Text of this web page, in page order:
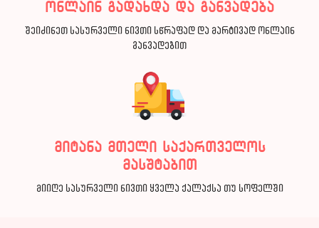
ონლაინ გადახდა და განვადება
შეიძინეთ სასურველი ნივთი სწრაფად და მარტივად ონლაინ
განვადებით
მიტანა მთელი საქართველოს
მასშტაბით
მიიღე სასურველი ნივთი ყველა ქალაქსა თუ სოფელში